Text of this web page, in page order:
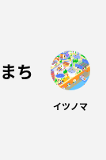
ち
イツノマ